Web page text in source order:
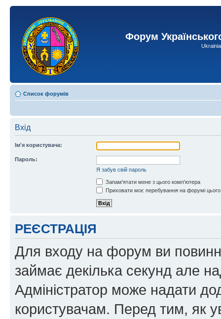
Форум
Список форумів
Вхід
Ім'я користувача:
Пароль:
Я забув свій пароль
Запам'ятати мене з цього комп'ютера
Приховати моє перебування на форумі
РЕЄСТРАЦІЯ
Для входу на форум ви
займає декілька секунд але
Адміністратор може надати
користувачам. Перед тим, як